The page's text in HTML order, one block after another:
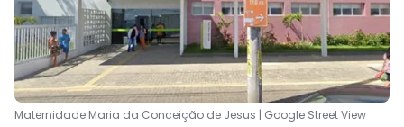
Maternidade Maria da Conceição de Jesus | Google Street View